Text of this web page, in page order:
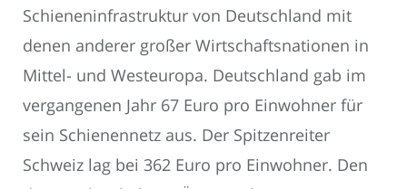
Schieneninfrastruktur von Deutschland mit
denen anderer großer Wirtschaftsnationen in
Mittel- und Westeuropa. Deutschland gab im
vergangenen Jahr 67 Euro pro Einwohner für
sein Schienennetz aus. Der Spitzenreiter
Schweiz lag bei 362 Euro pro Einwohner. Den